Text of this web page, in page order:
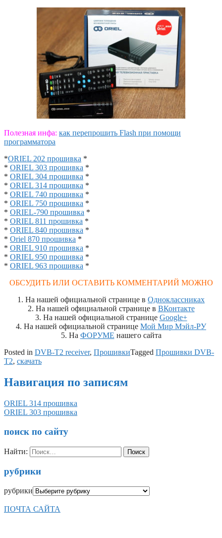
Полезная инфа: как перепрошить Flash при помощи
программатора
*ORIEL 202 прошивка *
* ORIEL 303 прошивка *
* ORIEL 304 прошивка *
* ORIEL 314 прошивка *
* ORIEL 740 прошивка *
* ORIEL 750 прошивка *
* ORIEL-790 прошивка *
* ORIEL 811 прошивка *
* ORIEL 840 прошивка *
* Oriel 870 прошивка *
* ORIEL 910 прошивка *
* ORIEL 950 прошивка *
* ORIEL 963 прошивка *
ОБСУДИТЬ ИЛИ ОСТАВИТЬ КОММЕНТАРИЙ МОЖНО
1. На нашей официальной странице в Одноклассниках
2. На нашей официальной странице в ВКонтакте
3. На нашей официальной странице Google+
4. На нашей официальной странице Мой Мир Мэйл-РУ
5. На ФОРУМЕ нашего сайта
Posted in DVB-T2 receiver, ПрошивкиTagged Прошивки DVB-
T2, скачать
Навигация по записям
ORIEL 314 прошивка
ORIEL 303 прошивка
поиск по сайту
Найти:
рубрики
рубрики
ПОЧТА САЙТА